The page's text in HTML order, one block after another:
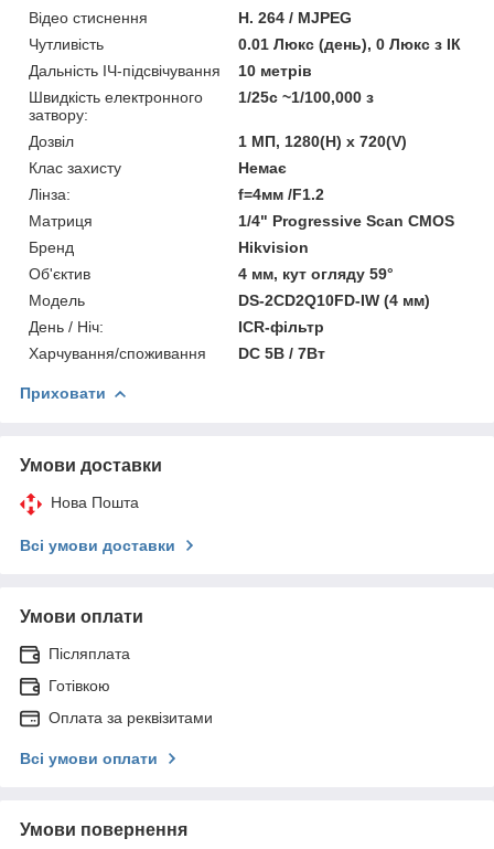
Відео стиснення
H. 264 / MJPEG
Чутливість
0.01 Люкс (день), 0 Люкс з ІК
Дальність ІЧ-підсвічування
10 метрів
Швидкість електронного
затвору:
1/25с ~1/100,000 з
Дозвіл
1 МП, 1280(H) x 720(V)
Клас захисту
Немає
Лінза:
f=4мм /F1.2
Матриця
1/4" Progressive Scan CMOS
Бренд
Hikvision
Об'єктив
4 мм, кут огляду 59°
Модель
DS-2CD2Q10FD-IW (4 мм)
День / Ніч:
ICR-фільтр
Харчування/споживання
DC 5В / 7Вт
Приховати
Умови доставки
Нова Пошта
Всі умови доставки
Умови оплати
Післяплата
Готівкою
Оплата за реквізитами
Всі умови оплати
Умови повернення